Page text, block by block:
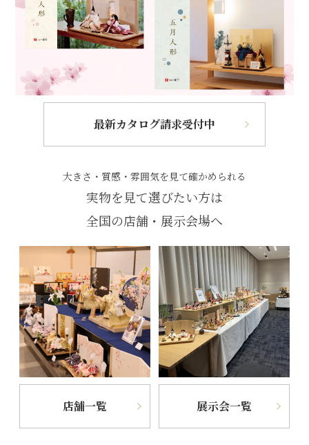
最新カタログ請求受付中
大きさ・質感・雰囲気を見て確かめられる
実物を見て選びたい方は
全国の店舗・展示会場へ
店舗一覧 展示会一覧